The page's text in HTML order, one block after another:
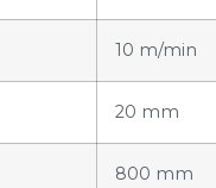
10 m/min
20 mm
800 mm